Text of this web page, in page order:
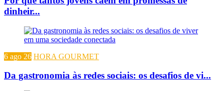
dinheir...
6 ago 26 HORA GOURMET
Da gastronomia às redes sociais: os desafios de vi...